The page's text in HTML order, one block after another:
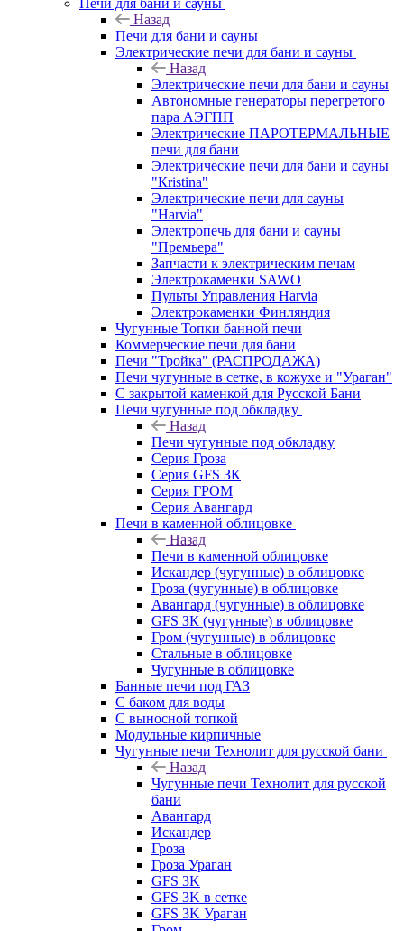
Печи для бани и сауны
Назад
Печи для бани и сауны
Электрические печи для бани и сауны
Назад
Электрические печи для бани и сауны
Автономные генераторы перегретого
пара АЭГПП
Электрические ПАРОТЕРМАЛЬНЫЕ
печи для бани
Электрические печи для бани и сауны
"Кristina"
Электрические печи для сауны
"Harvia"
Электропечь для бани и сауны
"Премьера"
Запчасти к электрическим печам
Электрокаменки SAWO
Пульты Управления Harvia
Электрокаменки Финляндия
Чугунные Топки банной печи
Коммерческие печи для бани
Печи "Тройка" (РАСПРОДАЖА)
Печи чугунные в сетке, в кожухе и "Ураган"
С закрытой каменкой для Русской Бани
Печи чугунные под обкладку
Назад
Печи чугунные под обкладку
Серия Гроза
Серия GFS ЗК
Серия ГРОМ
Серия Авангард
Печи в каменной облицовке
Назад
Печи в каменной облицовке
Искандер (чугунные) в облицовке
Гроза (чугунные) в облицовке
Авангард (чугунные) в облицовке
GFS ЗК (чугунные) в облицовке
Гром (чугунные) в облицовке
Стальные в облицовке
Чугунные в облицовке
Банные печи под ГАЗ
С баком для воды
С выносной топкой
Модульные кирпичные
Чугунные печи Технолит для русской бани
Назад
Чугунные печи Технолит для русской
бани
Авангард
Искандер
Гроза
Гроза Ураган
GFS 3K
GFS 3K в сетке
GFS 3K Ураган